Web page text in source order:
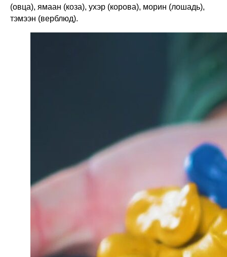
(овца), ямаан (коза), ухэр (корова), морин (лошадь),
тэмээн (верблюд).